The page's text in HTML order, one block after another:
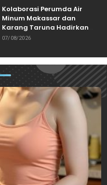
Kolaborasi Perumda Air
Minum Makassar dan
Karang Taruna Hadirkan
Aksi Donor Darah untuk
07/08/2026